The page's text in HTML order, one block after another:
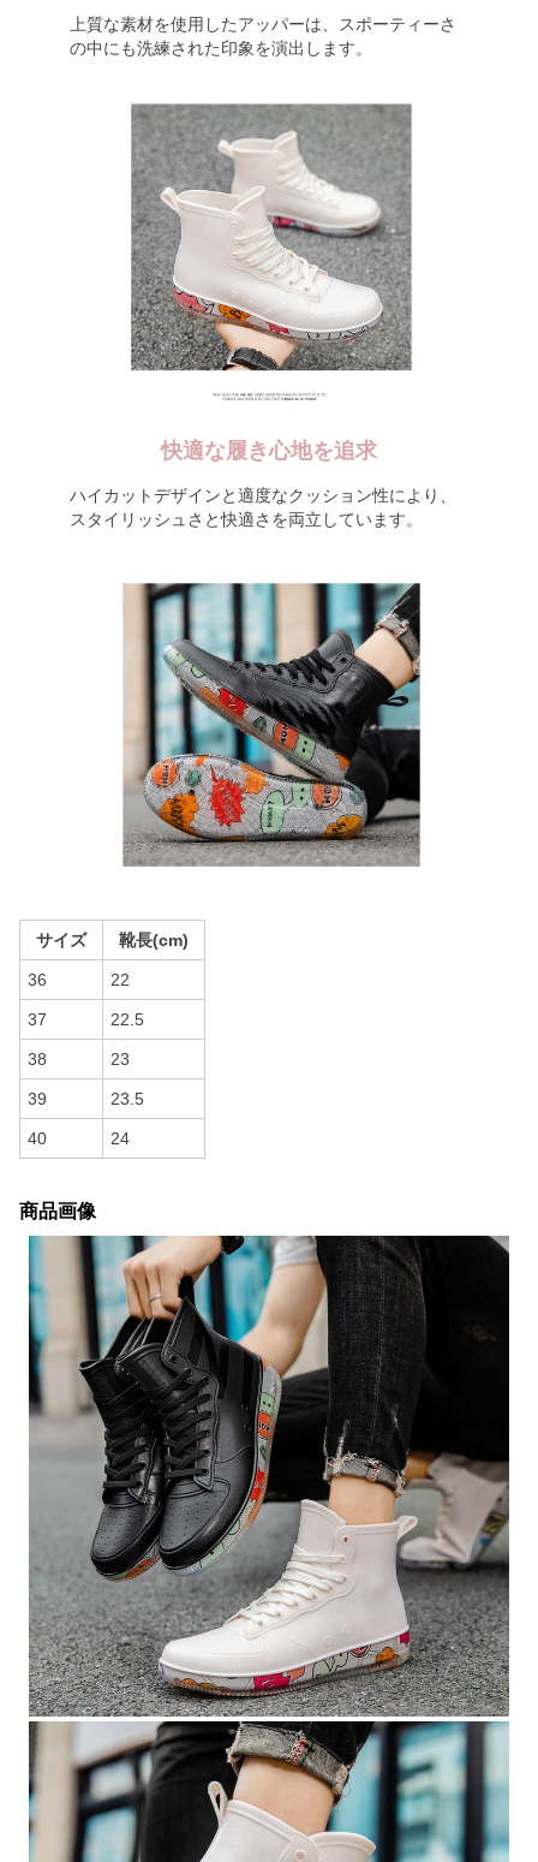
上質な素材を使用したアッパーは、スポーティーさ
の中にも洗練された印象を演出します。
快適な履き心地を追求
ハイカットデザインと適度なクッション性により、
スタイリッシュさと快適さを両立しています。
サイズ 靴長(cm)
36 22
37 22.5
38 23
39 23.5
40 24
商品画像